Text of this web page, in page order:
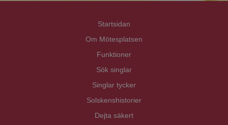
Startsidan
Om Mötesplatsen
Funktioner
Sök singlar
Singlar tycker
Solskenshistorier
Dejta säkert